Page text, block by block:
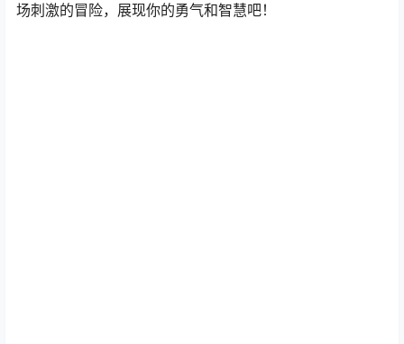
场刺激的冒险，展现你的勇气和智慧吧！